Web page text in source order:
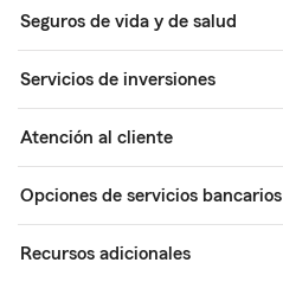
Seguros de vida y de salud
Servicios de inversiones
Atención al cliente
Opciones de servicios bancarios
Recursos adicionales